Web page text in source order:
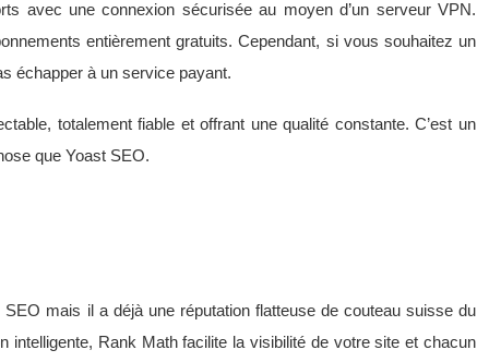
avec une connexion sécurisée au moyen d’un serveur VPN.
entièrement gratuits. Cependant, si vous souhaitez un
échapper à un service payant.
totalement fiable et offrant une qualité constante. C’est un
que Yoast SEO.
mais il a déjà une réputation flatteuse de couteau suisse du
intelligente, Rank Math facilite la visibilité de votre site et chacun